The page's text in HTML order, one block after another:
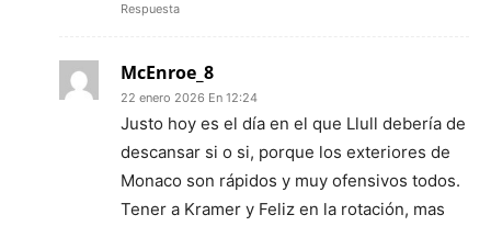
Respuesta
McEnroe_8
22 enero 2026 En 12:24
Justo hoy es el día en el que Llull debería de
descansar si o si, porque los exteriores de
Monaco son rápidos y muy ofensivos todos.
Tener a Kramer y Feliz en la rotación, mas